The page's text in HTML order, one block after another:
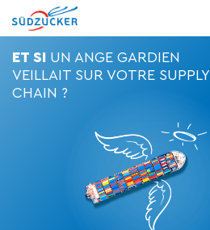
ET SI UN ANGE GARDIEN
VEILLAIT SUR VOTRE SUPPLY
CHAIN ?